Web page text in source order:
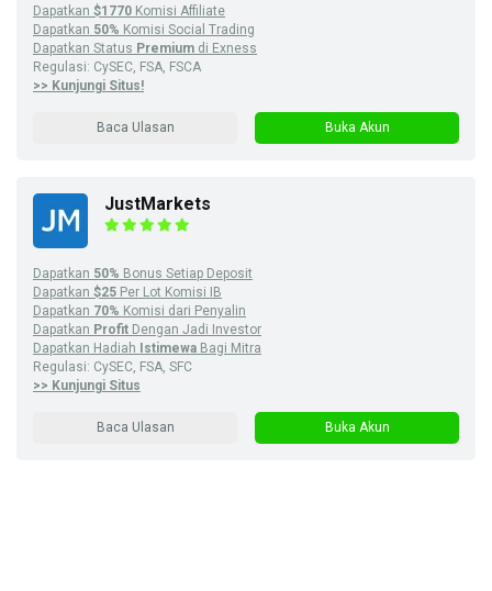
Dapatkan $1770 Komisi Affiliate
Dapatkan 50% Komisi Social Trading
Dapatkan Status Premium di Exness
Regulasi: CySEC, FSA, FSCA
>> Kunjungi Situs!
Baca Ulasan Buka Akun
JustMarkets
Dapatkan 50% Bonus Setiap Deposit
Dapatkan $25 Per Lot Komisi IB
Dapatkan 70% Komisi dari Penyalin
Dapatkan Profit Dengan Jadi Investor
Dapatkan Hadiah
Istimewa Bagi Mitra
Regulasi: CySEC, FSA, SFC
>> Kunjungi Situs
Baca Ulasan Buka Akun